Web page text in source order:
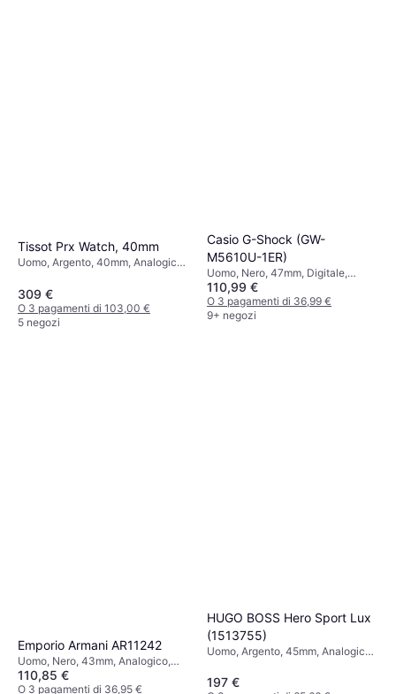
Tissot Prx Watch, 40mm
Uomo, Argento, 40mm, Analogico,
309 €
O 3 pagamenti di 103,00 €
5 negozi
Casio G-Shock (GW-
M5610U-1ER)
Uomo, Nero, 47mm, Digitale,
Quarzo
110,99 €
O 3 pagamenti di 36,99 €
9+ negozi
Emporio Armani AR11242
Uomo, Nero, 43mm, Analogico,
Quarzo
110,85 €
O 3 pagamenti di 36,95 €
HUGO BOSS Hero Sport Lux
(1513755)
Uomo, Argento, 45mm, Analogico,
197 €